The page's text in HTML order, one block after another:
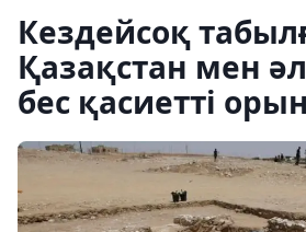
Кездейсоқ
Қазақстан мен
бес қасиетті орын